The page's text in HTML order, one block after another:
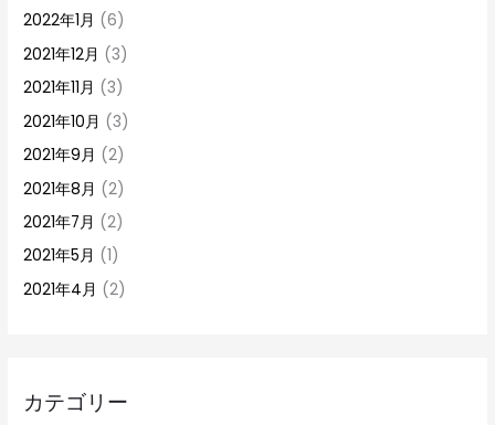
2022年1月 (6)
2021年12月 (3)
2021年11月 (3)
2021年10月 (3)
2021年9月 (2)
2021年8月 (2)
2021年7月 (2)
2021年5月 (1)
2021年4月 (2)
カテゴリー